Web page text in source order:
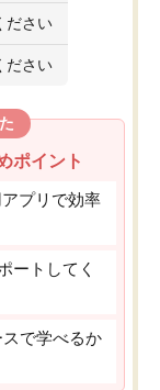
ださい
ださい
ポイント
プリで効率
ートしてく
で学べるか